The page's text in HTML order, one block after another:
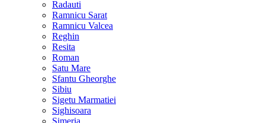
Radauti
Ramnicu Sarat
Ramnicu Valcea
Reghin
Resita
Roman
Satu Mare
Sfantu Gheorghe
Sibiu
Sigetu Marmatiei
Sighisoara